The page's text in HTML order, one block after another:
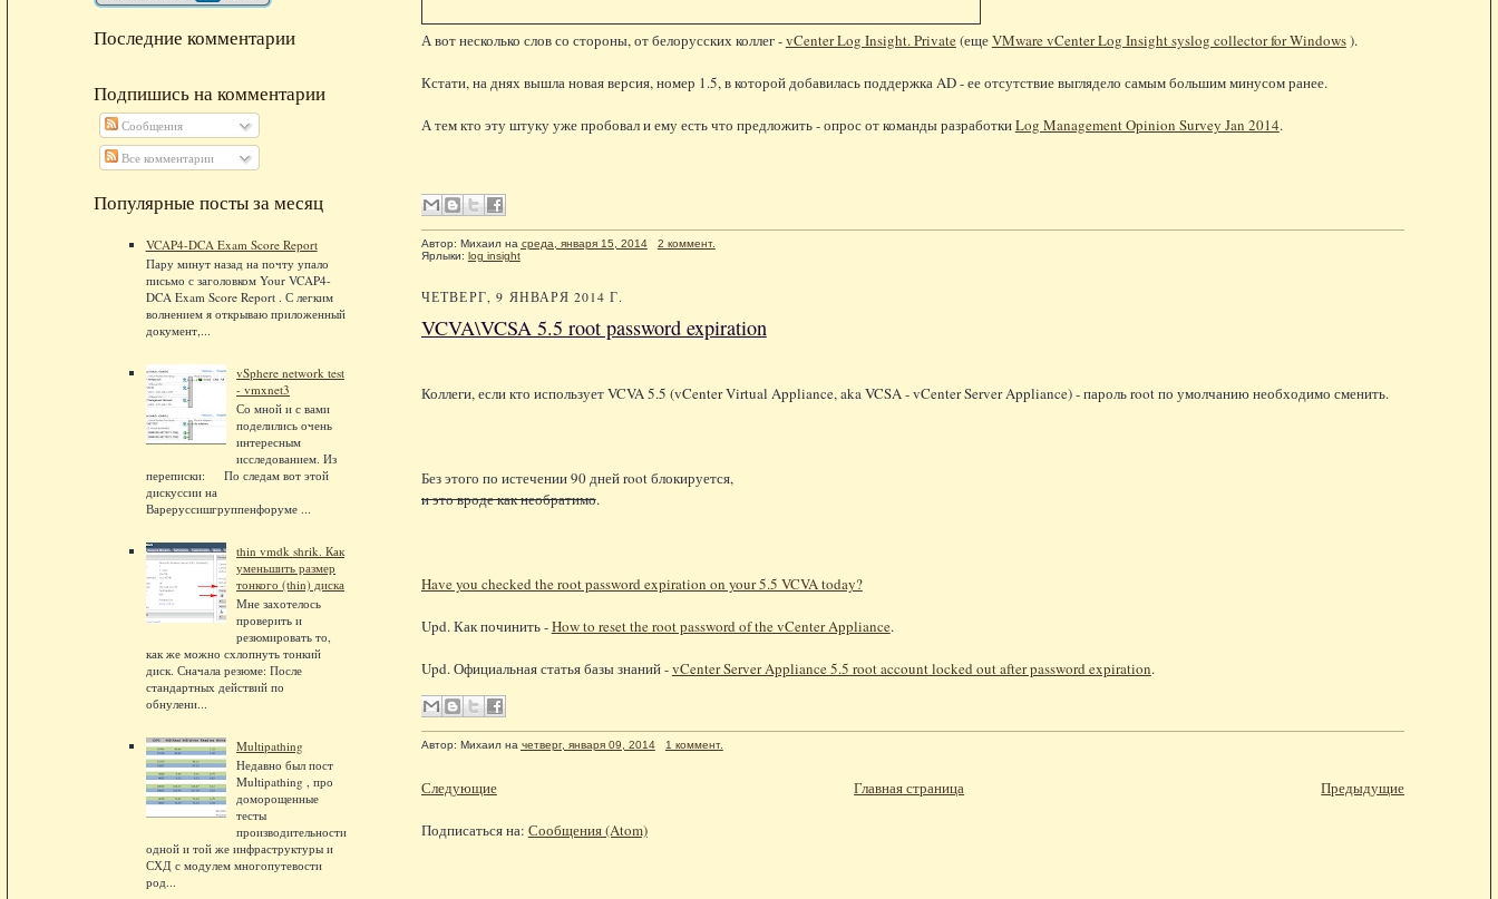
Последние комментарии
Подпишись на комментарии
Сообщения
Все комментарии
Популярные посты за месяц
VCAP4-DCA Exam Score Report
Пару минут назад на почту упало
письмо с заголовком Your VCAP4-
DCA Exam Score Report . С легким
волнением я открываю приложенный
документ,...
vSphere network test
- vmxnet3
Со мной и с вами
поделились очень
интересным
исследованием. Из
переписки: По следам вот этой
дискуссии на
Вареруссишгруппенфоруме ...
thin vmdk shrik. Как
уменьшить размер
тонкого (thin) диска
Мне захотелось
проверить и
резюмировать то,
как же можно схлопнуть тонкий
диск. Сначала резюме: После
стандартных действий по
обнулени...
Multipathing
Недавно был пост
Multipathing , про
доморощенные
тесты
производительности
одной и той же инфраструктуры и
СХД с модулем многопутевости
род...
А вот несколько слов со стороны, от белорусских коллег -vCenter Log Insight. Private(ещеVMware vCenter Log Insight syslog collector for Windows).
Кстати, на днях вышла новая версия, номер 1.5, в которой добавилась поддержка AD - ее отсутствие выглядело самым большим минусом ранее.
А тем кто эту штуку уже пробовал и ему есть что предложить - опрос от команды разработкиLog Management Opinion Survey Jan 2014.
Автор: Михаил на среда, января 15, 2014
2 коммент.
Ярлыки: log insight
ЧЕТВЕРГ, 9 ЯНВАРЯ 2014 Г.
VCVA\VCSA 5.5 root password expiration
Коллеги, если кто использует VCVA 5.5 (vCenter Virtual Appliance, aka VCSA - vCenter Server Appliance) - пароль root по умолчанию необходимо сменить.
Без этого по истечении 90 дней root блокируется,
и это вроде как необратимо.
Have you checked the root password expiration on your 5.5 VCVA today?
Upd. Как починить -How to reset the root password of the vCenter Appliance.
Upd. Официальная статья базы знаний -vCenter Server Appliance 5.5 root account locked out after password expiration.
Автор: Михаил на четверг, января 09, 2014 1 коммент.
Следующие Предыдущие
Главная страница
Подписаться на: Сообщения (Atom)